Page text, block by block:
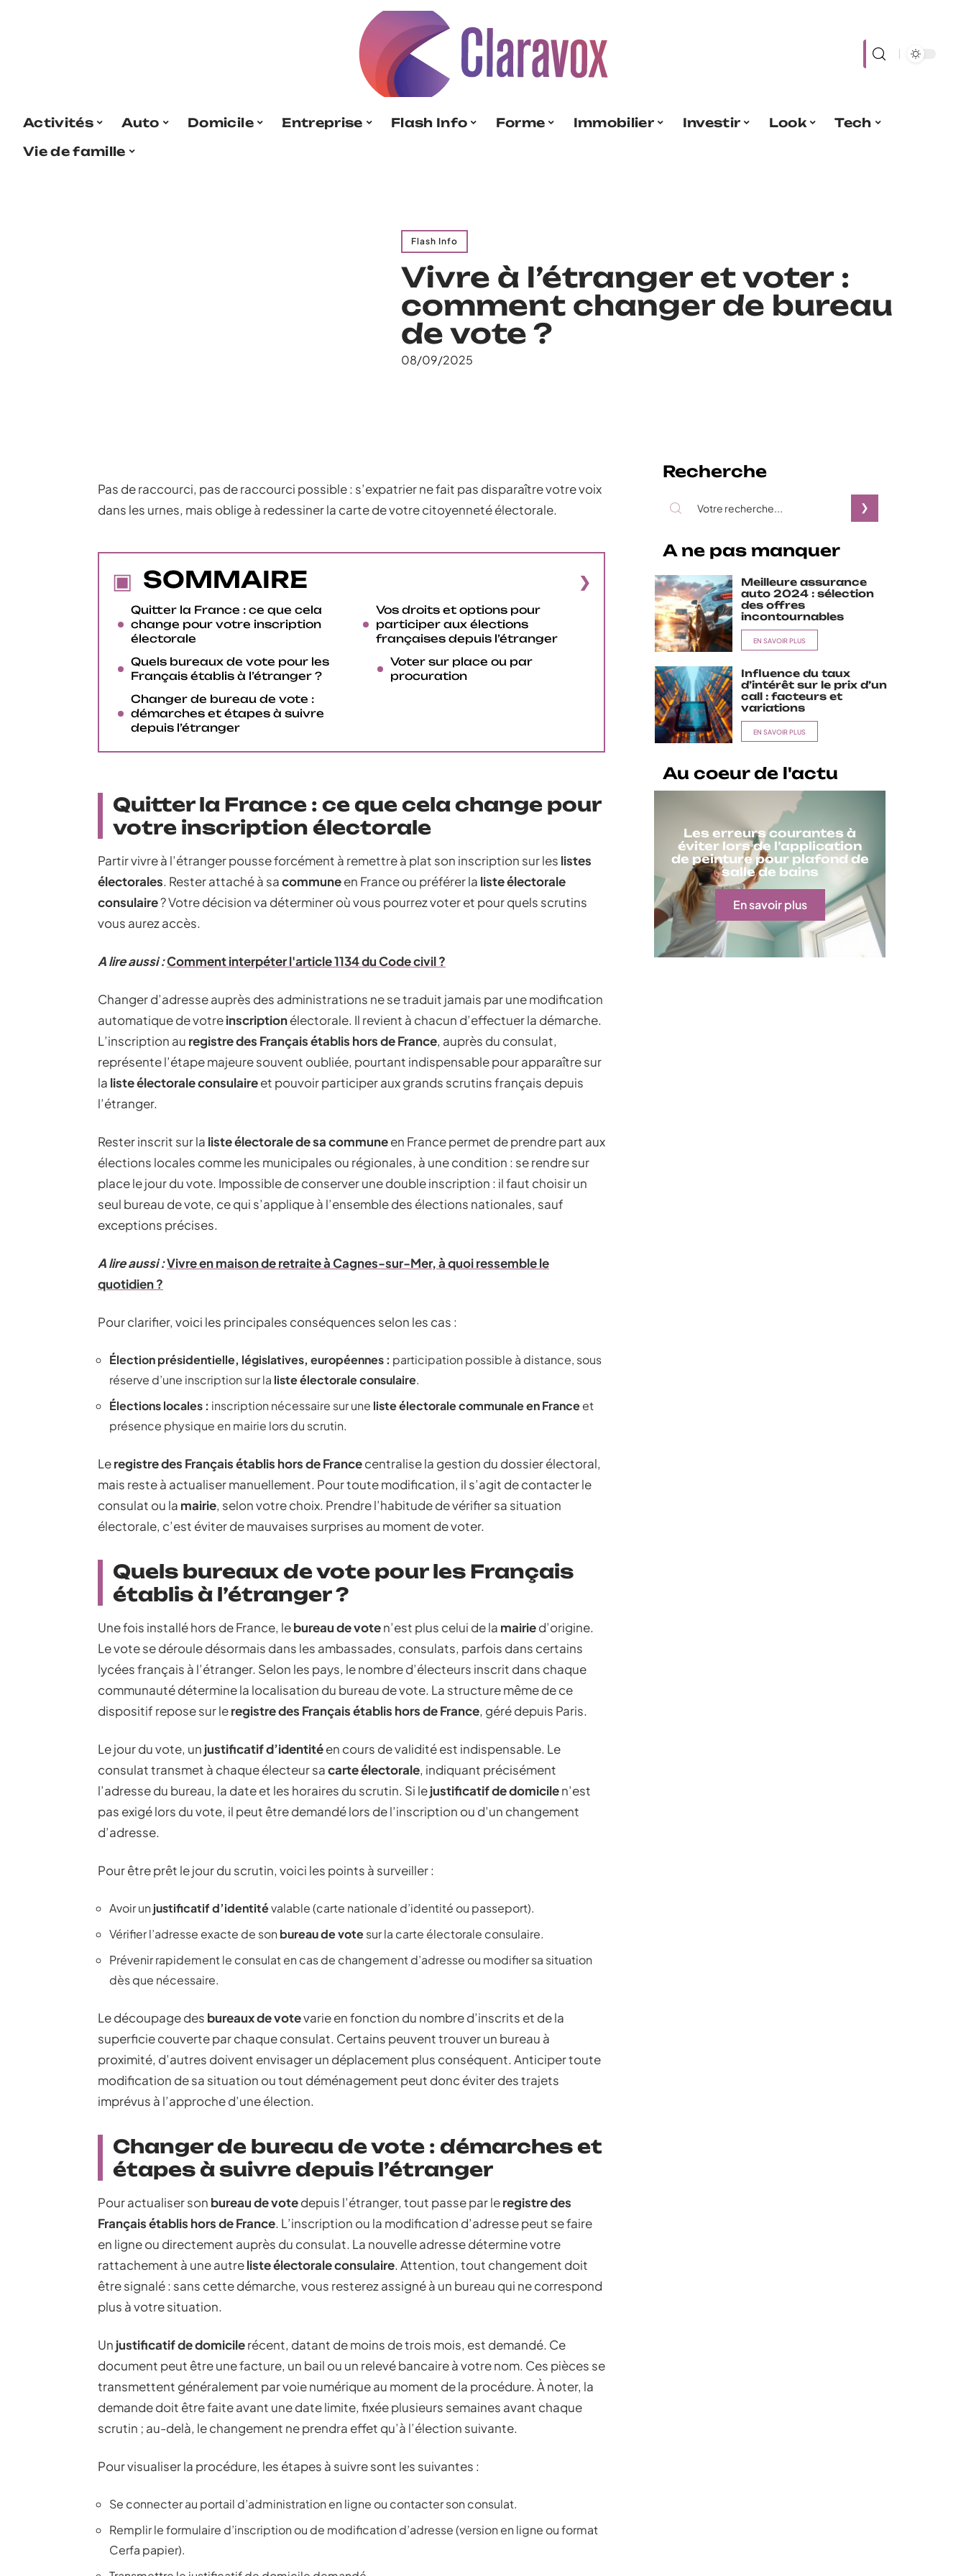
Activités Auto Domicile Entreprise Flash Info Forme Immobilier Investir Look
Tech
Vie de famille
Flash Info
Vivre à l’étranger et voter :
comment changer de bureau
de vote ?
08/09/2025
Pas de raccourci, pas de raccourci possible : s’expatrier ne fait pas disparaître votre voix
dans les urnes, mais oblige à redessiner la carte de votre citoyenneté électorale.
SOMMAIRE
Quitter la France : ce que cela
change pour votre inscription
électorale
Quels bureaux de vote pour les
Français établis à l’étranger ?
Changer de bureau de vote :
démarches et étapes à suivre
depuis l’étranger
Vos droits et options pour
participer aux élections
françaises depuis l’étranger
Voter sur place ou par
procuration
Quitter la France : ce que cela change pour
votre inscription électorale
Partir vivre à l’étranger pousse forcément à remettre à plat son inscription sur les listes
électorales. Rester attaché à sacommuneen France ou préférer la liste électorale
consulaire? Votre décision va déterminer où vous pourrez voter et pour quels scrutins
vous aurez accès.
A lire aussi :Comment interpéter l'article 1134 du Code civil ?
Changer d’adresse auprès des administrations ne se traduit jamais par une modification
automatique de votreinscriptionélectorale. Il revient à chacun d’effectuer la démarche.
L’inscription au registre des Français établis hors de France, auprès du consulat,
représente l’étape majeure souvent oubliée, pourtant indispensable pour apparaître sur
la liste électorale consulaireet pouvoir participer aux grands scrutins français depuis
l’étranger.
Rester inscrit sur la liste électorale de sa communeen France permet de prendre part aux
élections locales comme les municipales ou régionales, à une condition : se rendre sur
place le jour du vote. Impossible de conserver une double inscription : il faut choisir un
seul bureau de vote, ce qui s’applique à l’ensemble des élections nationales, sauf
exceptions précises.
A lire aussi :Vivre en maison de retraite à Cagnes-sur-Mer, à quoi ressemble le
quotidien ?
Pour clarifier, voici les principales conséquences selon les cas :
Élection présidentielle, législatives, européennes : participation possible à distance, sous
réserve d’une inscription sur la liste électorale consulaire.
Élections locales : inscription nécessaire sur une liste électorale communale en Franceet
présence physique en mairie lors du scrutin.
Leregistre des Français établis hors de Francecentralise la gestion du dossier électoral,
mais reste à actualiser manuellement. Pour toute modification, il s’agit de contacter le
consulat ou la mairie, selon votre choix. Prendre l’habitude de vérifier sa situation
électorale, c’est éviter de mauvaises surprises au moment de voter.
Quels bureaux de vote pour les Français
établis à l’étranger ?
Une fois installé hors de France, lebureau de voten’est plus celui de la mairied’origine.
Le vote se déroule désormais dans les ambassades, consulats, parfois dans certains
lycées français à l’étranger. Selon les pays, le nombre d’électeurs inscrit dans chaque
communauté détermine la localisation du bureau de vote. La structure même de ce
dispositif repose sur leregistre des Français établis hors de France, géré depuis Paris.
Le jour du vote, un justificatif d’identitéen cours de validité est indispensable. Le
consulat transmet à chaque électeur sacarte électorale, indiquant précisément
l’adresse du bureau, la date et les horaires du scrutin. Si lejustificatif de domicilen’est
pas exigé lors du vote, il peut être demandé lors de l’inscription ou d’un changement
d’adresse.
Pour être prêt le jour du scrutin, voici les points à surveiller :
Avoir un justificatif d’identitévalable (carte nationale d’identité ou passeport).
Vérifier l’adresse exacte de son bureau de votesur la carte électorale consulaire.
Prévenir rapidement le consulat en cas de changement d’adresse ou modifier sa situation
dès que nécessaire.
Le découpage des bureaux de votevarie en fonction du nombre d’inscrits et de la
superficie couverte par chaque consulat. Certains peuvent trouver un bureau à
proximité, d’autres doivent envisager un déplacement plus conséquent. Anticiper toute
modification de sa situation ou tout déménagement peut donc éviter des trajets
imprévus à l’approche d’une élection.
Changer de bureau de vote : démarches et
étapes à suivre depuis l’étranger
Pour actualiser son bureau de votedepuis l’étranger, tout passe par leregistre des
Français établis hors de France. L’inscription ou la modification d’adresse peut se faire
en ligne ou directement auprès du consulat. La nouvelle adresse détermine votre
rattachement à une autreliste électorale consulaire. Attention, tout changement doit
être signalé : sans cette démarche, vous resterez assigné à un bureau qui ne correspond
plus à votre situation.
Un justificatif de domicilerécent, datant de moins de trois mois, est demandé. Ce
document peut être une facture, un bail ou un relevé bancaire à votre nom. Ces pièces se
transmettent généralement par voie numérique au moment de la procédure. À noter, la
demande doit être faite avant une date limite, fixée plusieurs semaines avant chaque
scrutin ; au-delà, le changement ne prendra effet qu’à l’élection suivante.
Pour visualiser la procédure, les étapes à suivre sont les suivantes :
Se connecter au portail d’administration en ligne ou contacter son consulat.
Remplir le formulaire d’inscription ou de modification d’adresse (version en ligne ou format
Cerfa papier).
Recherche
A ne pas manquer
Meilleure assurance
auto 2024 : sélection
des offres
incontournables
EN SAVOIR PLUS
Influence du taux
d’intérêt sur le prix d’un
call : facteurs et
variations
EN SAVOIR PLUS
Au coeur de l'actu
Les erreurs courantes à
éviter lors de l’application
de peinture pour plafond de
salle de bains
En savoir plus